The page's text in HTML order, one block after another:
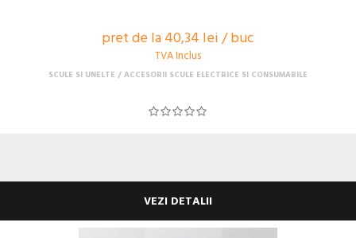
pret de la 40,34 lei / buc
TVA Inclus
SCULE SI UNELTE ACCESORII SCULE ELECTRICE SI CONSUMABILE
VEZI DETALII